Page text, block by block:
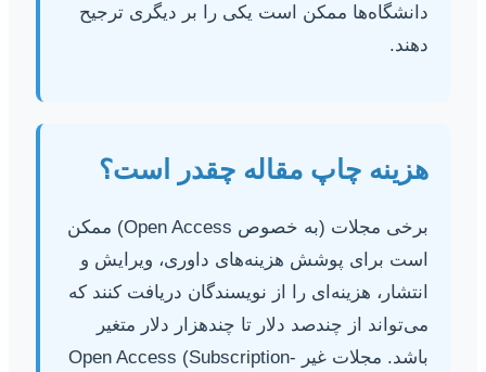
دانشگاه‌ها ممکن است یکی را بر دیگری ترجیح
دهند.
هزینه چاپ مقاله چقدر است؟
برخی مجلات (به خصوص Open Access) ممکن
است برای پوشش هزینه‌های داوری، ویرایش و
انتشار، هزینه‌ای را از نویسندگان دریافت کنند که
می‌تواند از چندصد دلار تا چندهزار دلار متغیر
باشد. مجلات غیر Open Access (Subscription-